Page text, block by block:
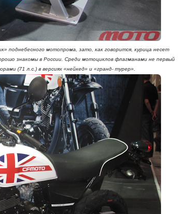
поднебесного мотопрома, зато, как говорится, курица несет
знакомы в России. Среди мотоциклов флагманами не первый
(71 л.с.) в версиях «нейкед» и «гранд- турер».